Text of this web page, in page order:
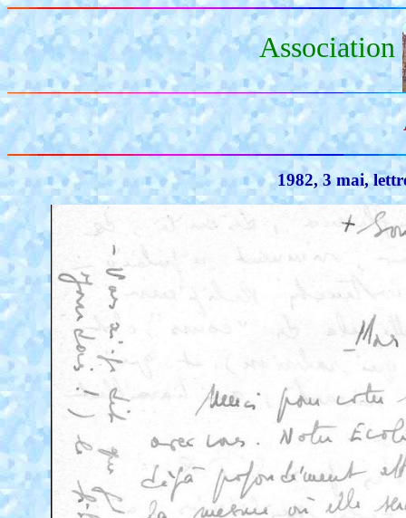
Association
1982, 3 mai,